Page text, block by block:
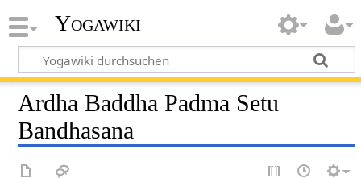
Yogawiki
Ardha Baddha Padma Setu
Bandhasana